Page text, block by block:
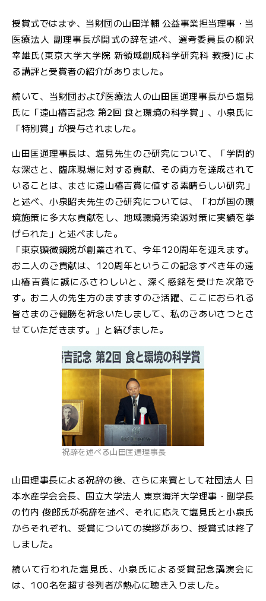
授賞式ではまず、当財団の山田洋輔 公益事業担当理事・当
医療法人 副理事長が開式の辞を述べ、選考委員長の柳沢
幸雄氏(東京大学大学院 新領域創成科学研究科 教授)によ
る講評と受賞者の紹介がありました。
続いて、当財団および医療法人の山田匡通理事長から塩見
氏に「遠山椿吉記念 第2回 食と環境の科学賞」、小泉氏に
「特別賞」が授与されました。
山田匡通理事長は、塩見先生のご研究について、「学問的
な深さと、臨床現場に対する貢献、その両方を達成されて
いることは、まさに遠山椿吉賞に値する素晴らしい研究」
と述べ、小泉昭夫先生のご研究については、「わが国の環
境施策に多大な貢献をし、地域環境汚染源対策に実績を挙
げられた」と述べました。
「東京顕微鏡院が創業されて、今年120周年を迎えます。
お二人のご貢献は、120周年というこの記念すべき年の遠
山椿吉賞に誠にふさわしいと、深く感銘を受けた次第で
す。お二人の先生方のますますのご活躍、ここにおられる
皆さまのご健勝を祈念いたしまして、私のごあいさつとさ
せていただきます。」と結びました。
祝辞を述べる山田匡通理事長
山田理事長による祝辞の後、さらに来賓として社団法人 日
本水産学会会長、国立大学法人 東京海洋大学理事・副学長
の竹内 俊郎氏が祝辞を述べ、それに応えて塩見氏と小泉氏
からそれぞれ、受賞についての挨拶があり、授賞式は終了
しました。
続いて行われた塩見氏、小泉氏による受賞記念講演会に
は、100名を超す参列者が熱心に聴き入りました。